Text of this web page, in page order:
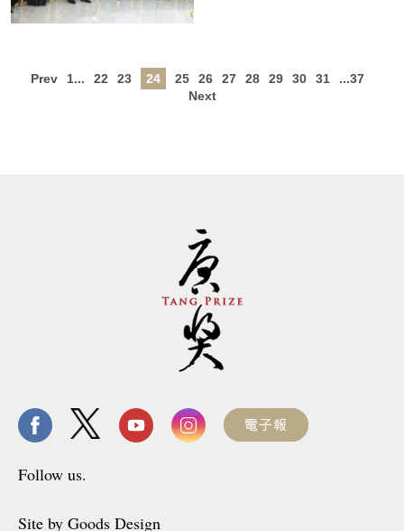
Prev 1... 22 23 24 25 26 27 28 29 30 31
...37
Next
Follow us.
Site by Goods Design